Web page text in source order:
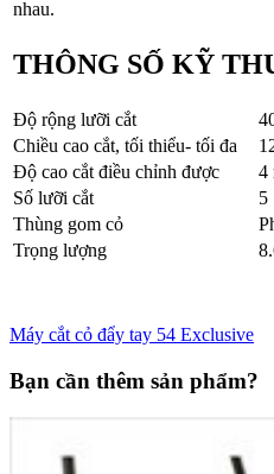
nhau.
THÔNG SỐ KỸ
Độ rộng lưỡi cắt
Chiều cao cắt, tối thiểu- tối đa
Độ cao cắt điều chỉnh được
4
Số lưỡi cắt
5
Thùng gom cỏ
Trọng lượng
Máy cắt cỏ đẩy tay 54 Exclusive
Bạn cần thêm sản phẩm?